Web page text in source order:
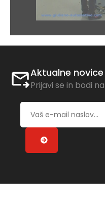
Aktualne
Prijavi se in bodi